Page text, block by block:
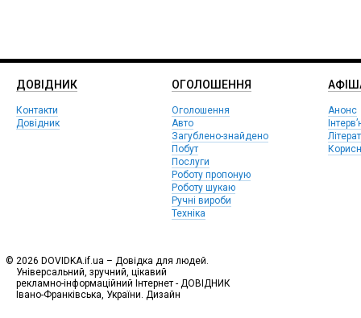
ДОВІДНИК
Контакти
Довідник
ОГОЛОШЕННЯ
Оголошення
Авто
Загублено-знайдено
Побут
Послуги
Роботу пропоную
Роботу шукаю
Ручні вироби
Техніка
Анонс
© 2026 DOVIDKA.if.ua – Довідка для людей.
Універсальний, зручний, цікавий
рекламно-інформаційний Інтернет - ДОВІДНИК
Івано-Франківська, України. Дизайн